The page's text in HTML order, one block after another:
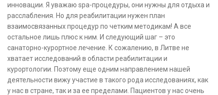
инновации. Я уважаю spa-процедуры, они нужны для отдыха и
расслабления. Но для реабилитации нужен план
взаимосвязанных процедур по четким методикам! А все
остальное лишь плюс к ним. И следующий шаг – это
санаторно-курортное лечение. К сожалению, в Литве не
хватает исследований в области реабилитации и
курортологии. Поэтому еще одним направлением нашей
деятельности вижу участие в такого рода исследованиях, как
у нас в стране, так и за ее пределами. Пациентов у нас очень